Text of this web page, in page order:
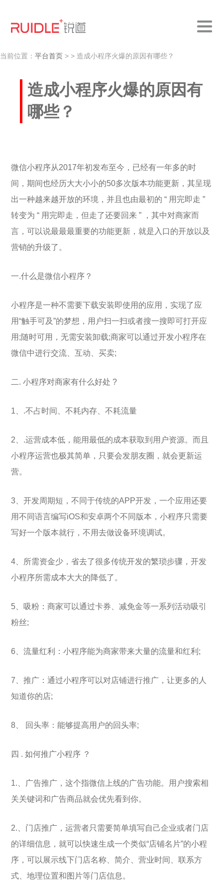
当前位置： 平台首页 > > 造成小程序火爆的原因有哪些？
造成小程序火爆的原因有
哪些？
微信小程序从2017年初发布至今，已经有一年多的时
间，期间也经历大大小小的50多次版本功能更新，其呈现
出一种越来越开放的环境，并且也由最初的 “ 用完即走 ”
转变为 “ 用完即走，但走了还要回来 ” ，其中对商家而
言，可以说最最最重要的功能更新，就是入口的开放以及
营销的升级了。
一.什么是微信小程序？
小程序是一种不需要下载安装即使用的应用，实现了应
用“触手可及”的梦想，用户扫一扫或者搜一搜即可打开应
用;随时可用，无需安装卸载;商家可以通过开发小程序在
微信中进行交流、互动、买卖;
二. 小程序对商家有什么好处 ?
1、.不占时间、不耗内存、不耗流量
2、.运营成本低，能用最低的成本获取到用户资源。而且
小程序运营也极其简单，只要会发朋友圈，就会更新运
营。
3、开发周期短，不同于传统的APP开发，一个应用还要
用不同语言编写iOS和安卓两个不同版本，小程序只需要
写好一个版本就行，不用去做设备环境调试。
4、所需资金少，省去了很多传统开发的繁琐步骤，开发
小程序所需成本大大的降低了。
5、吸粉：商家可以通过卡券、减免金等一系列活动吸引
粉丝;
6、流量红利：小程序能为商家带来大量的流量和红利;
7、推广：通过小程序可以对店铺进行推广，让更多的人
知道你的店;
8、 回头率：能够提高用户的回头率;
四 . 如何推广小程序 ？
1.、广告推广，这个指微信上线的广告功能。用户搜索相
关关键词和广告商品就会优先看到你。
2.、门店推广，运营者只需要简单填写自己企业或者门店
的详细信息，就可以快速生成一个类似“店铺名片”的小程
序，可以展示线下门店名称、简介、营业时间、联系方
式、地理位置和图片等门店信息。